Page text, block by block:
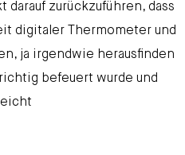
zurückzuführen, dass
digitaler Thermometer und
ja irgendwie herausfinden
befeuert wurde und